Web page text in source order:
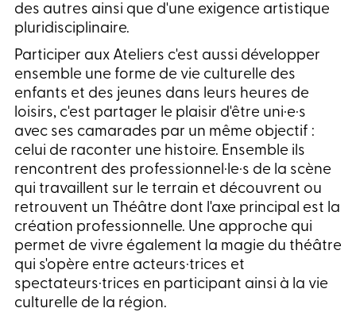
des autres ainsi que d'une exigence artistique
pluridisciplinaire.
Participer aux Ateliers c'est aussi développer
ensemble une forme de vie culturelle des
enfants et des jeunes dans leurs heures de
loisirs, c'est partager le plaisir d'être uni·e·s
avec ses camarades par un même objectif :
celui de raconter une histoire. Ensemble ils
rencontrent des professionnel·le·s de la scène
qui travaillent sur le terrain et découvrent ou
retrouvent un Théâtre dont l'axe principal est la
création professionnelle. Une approche qui
permet de vivre également la magie du théâtre
qui s'opère entre acteurs·trices et
spectateurs·trices en participant ainsi à la vie
culturelle de la région.